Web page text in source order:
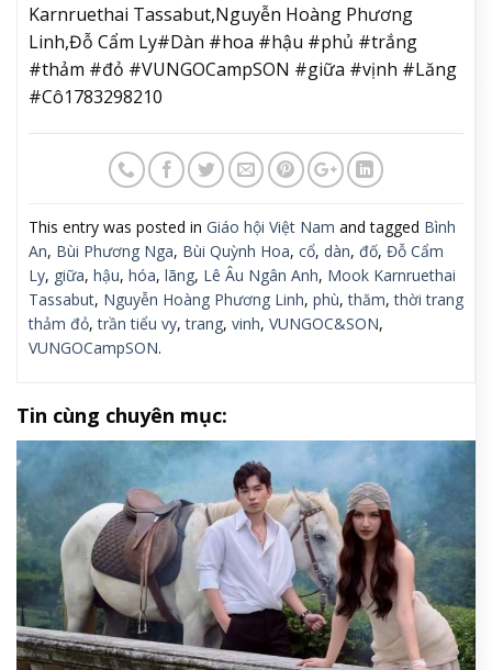
Karnruethai Tassabut,Nguyễn Hoàng Phương
Linh,Đỗ Cẩm Ly#Dàn #hoa #hậu #phủ #trắng
#thảm #đỏ #VUNGOCampSON #giữa #vịnh #Lăng
#Cô1783298210
This entry was posted in Giáo hội Việt Nam and tagged Bình
An, Bùi Phương Nga, Bùi Quỳnh Hoa, cổ, dàn, đố, Đỗ Cẩm
Ly, giữa, hậu, hóa, lãng, Lê Âu Ngân Anh, Mook Karnruethai
Tassabut, Nguyễn Hoàng Phương Linh, phù,thăm,thời trang
thảm đỏ,trần tiểu vy,trang, vinh, VUNGOC&SON,
VUNGOCampSON.
Tin cùng chuyên mục: